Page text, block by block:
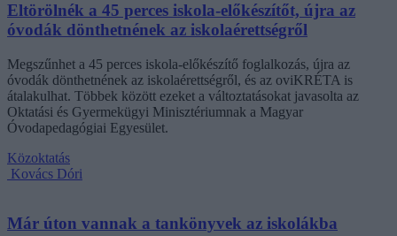
Eltörölnék a 45 perces iskola-előkészítőt, újra az
óvodák dönthetnének az iskolaérettségről
Megszűnhet a 45 perces iskola-előkészítő foglalkozás, újra az
óvodák dönthetnének az iskolaérettségről, és az oviKRÉTA is
átalakulhat. Többek között ezeket a változtatásokat javasolta az
Oktatási és Gyermekügyi Minisztériumnak a Magyar
Óvodapedagógiai Egyesület.
Közoktatás
Kovács Dóri
Már úton vannak a tankönyvek az iskolákba